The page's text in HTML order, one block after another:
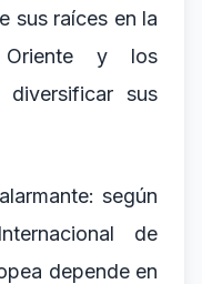
sus raíces en la
Oriente y los
sus
según
de
depende en